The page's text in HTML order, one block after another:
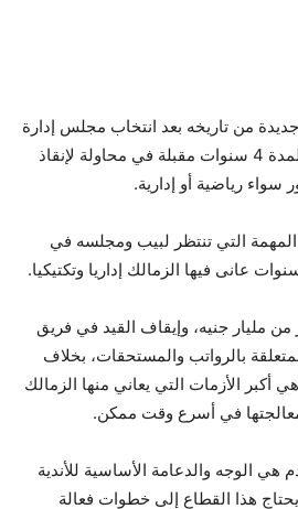
من تاريخه بعد انتخاب مجلس إدارة
جديد برئاسة حسين لبيب لمدة 4 سنوات مقبلة في محاولة لإنقاذ
سواء رياضية أو إدارية.
التي تنتظر لبيب ومجلسه في
عانى فيها الزمالك إداريا وتكتيكيا.
من مليار جنيه، وإيقاف القيد في فريق
بالرواتب والمستحقات، بخلاف
أكبر الأزمات التي يعاني منها الزمالك
في أسرع وقت ممكن.
الوجه والدعامة الأساسية للأندية
هذا القطاع إلى خطوات فعالة